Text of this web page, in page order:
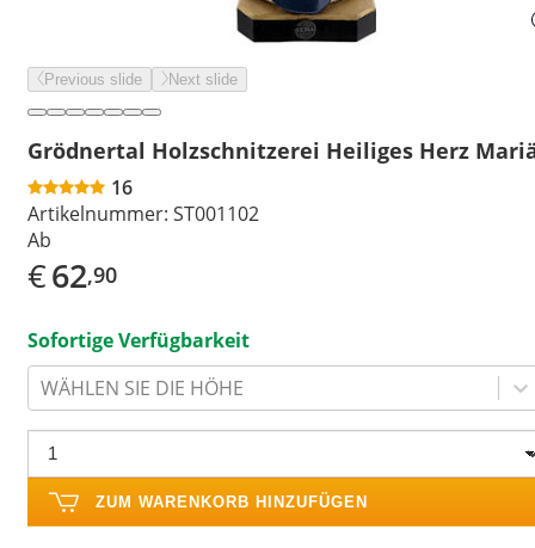
Previous slide Next slide
Grödnertal Holzschnitzerei Heiliges Herz
16
Artikelnummer: ST001102
Ab
€62,90
Sofortige Verfügbarkeit
WÄHLEN SIE DIE HÖHE
ZUM WARENKORB HINZUFÜGEN